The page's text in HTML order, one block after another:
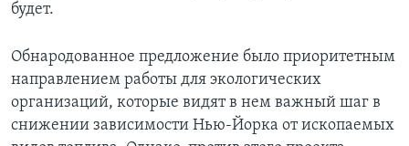
будет.
Обнародованное предложение было приоритетным
направлением работы для экологических
организаций, которые видят в нем важный шаг в
снижении зависимости Нью-Йорка от ископаемых